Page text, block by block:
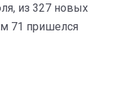
из 327 новых
71 пришелся